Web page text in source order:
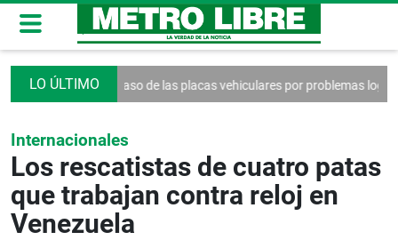
Retraso de las placas vehiculares por problemas logísticos
Internacionales
Los rescatistas de cuatro patas
que trabajan contra reloj en
Venezuela